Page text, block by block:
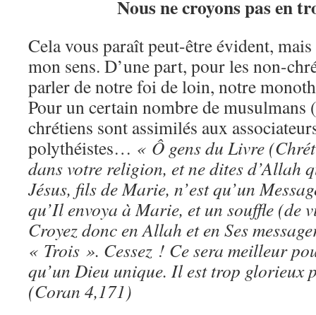
Nous ne croyons pas en
Cela vous paraît peut-être évident, mais
mon sens. D’une part, pour les non-
parler de notre foi de loin, notre
Pour un certain nombre de musulmans
chrétiens sont assimilés aux
polythéistes… « Ô gens du Livre
dans votre religion, et ne dites d’Allah
Jésus, fils de Marie, n’est qu’un
qu’Il envoya à Marie, et un souffle (de
Croyez donc en Allah et en Ses
« Trois ». Cessez ! Ce sera meilleur
qu’un Dieu unique. Il est trop glorieux
(Coran 4,171)